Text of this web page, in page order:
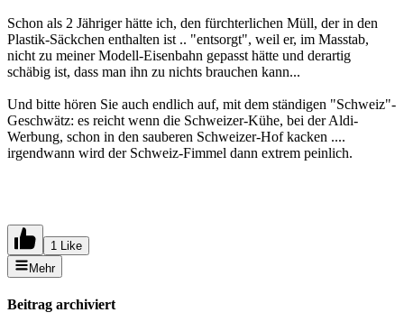
Schon als 2 Jähriger hätte ich, den fürchterlichen Müll, der in den
Plastik-Säckchen enthalten ist .. "entsorgt", weil er, im Masstab,
nicht zu meiner Modell-Eisenbahn gepasst hätte und derartig
schäbig ist, dass man ihn zu nichts brauchen kann...
Und bitte hören Sie auch endlich auf, mit dem ständigen "Schweiz"-
Geschwätz: es reicht wenn die Schweizer-Kühe, bei der Aldi-
Werbung, schon in den sauberen Schweizer-Hof kacken ....
irgendwann wird der Schweiz-Fimmel dann extrem peinlich.
1 Like
Mehr
Beitrag archiviert